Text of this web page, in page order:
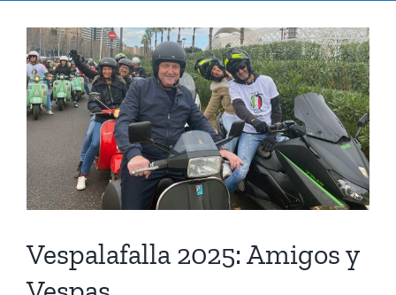
Ver
imagen
más
grande
Vespalafalla 2025: Amigos y